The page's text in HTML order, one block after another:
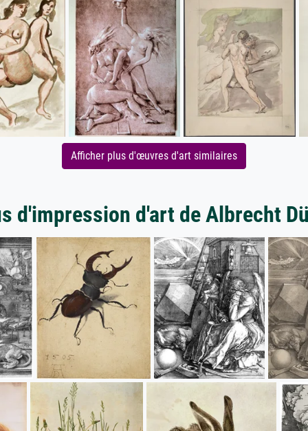
Afficher plus d'œuvres d'art similaires
d'impression d'art de Albrecht